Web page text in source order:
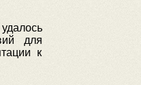
для
к